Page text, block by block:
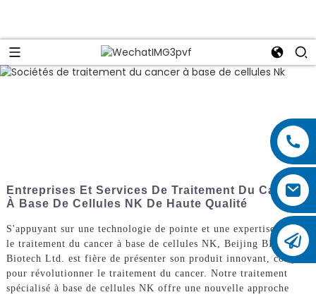
Entreprises Et Services De Traitement Du Cancer
À Base De Cellules NK De Haute Qualité
S'appuyant sur une technologie de pointe et une expertise dans
le traitement du cancer à base de cellules NK, Beijing BIOOCUS
Biotech Ltd. est fière de présenter son produit innovant, conçu
pour révolutionner le traitement du cancer. Notre traitement
spécialisé à base de cellules NK offre une nouvelle approche